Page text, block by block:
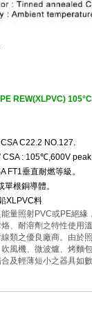
REW(XLPVC)
C22.2 NO.127.
: 105℃,600V peak
FT1垂直耐燃等級。
根銅導體。
XLPVC料
量照射PVC或PE絕
、耐溶劑之特性使
類之優良廠商。由於
風機、微波爐、烤麵
及輕薄短小之器具如